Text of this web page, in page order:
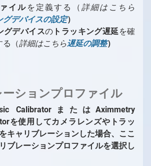
イル を定義する（ 詳細はこちら
グデバイスの設定）
グデバイスの トラッキング遅延を確
る（詳細はこちら遅延の調整）
ションプロファイル
CalibratorまたはAximmetry
を使用してカメラレンズやトラッ
キャリブレーションした場合、ここ
ブレーションプロファイルを選択し